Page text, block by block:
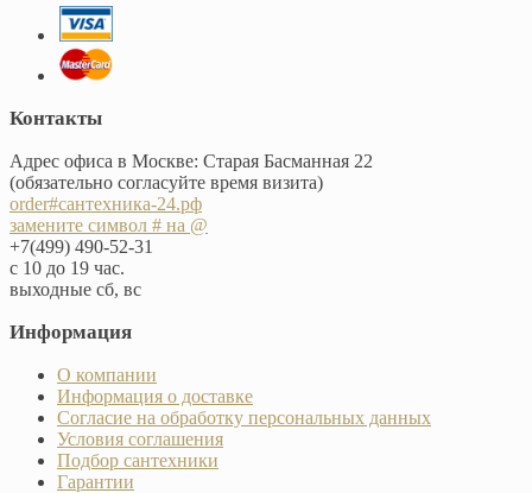
Контакты
Адрес офиса в Москве: Старая Басманная 22
(обязательно согласуйте время визита)
order#сантехника-24.рф
замените символ # на @
+7(499) 490-52-31
с 10 до 19 час.
выходные сб, вс
Информация
О компании
Информация о доставке
Согласие на обработку персональных данных
Условия соглашения
Подбор сантехники
Гарантии